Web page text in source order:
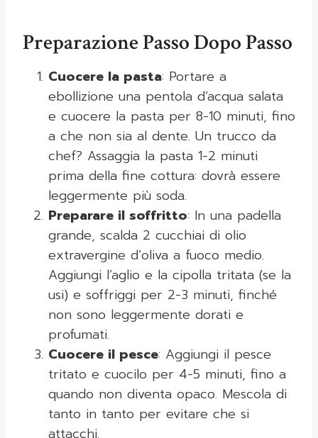
Preparazione Passo Dopo Passo
Cuocere la pasta: Portare a
ebollizione una pentola d’acqua salata
e cuocere la pasta per 8-10 minuti, fino
a che non sia al dente. Un trucco da
chef? Assaggia la pasta 1-2 minuti
prima della fine cottura: dovrà essere
leggermente più soda.
Preparare il soffritto: In una padella
grande, scalda 2 cucchiai di olio
extravergine d’oliva a fuoco medio.
Aggiungi l’aglio e la cipolla tritata (se la
usi) e soffriggi per 2-3 minuti, finché
non sono leggermente dorati e
profumati.
Cuocere il pesce: Aggiungi il pesce
tritato e cuocilo per 4-5 minuti, fino a
quando non diventa opaco. Mescola di
tanto in tanto per evitare che si
attacchi.